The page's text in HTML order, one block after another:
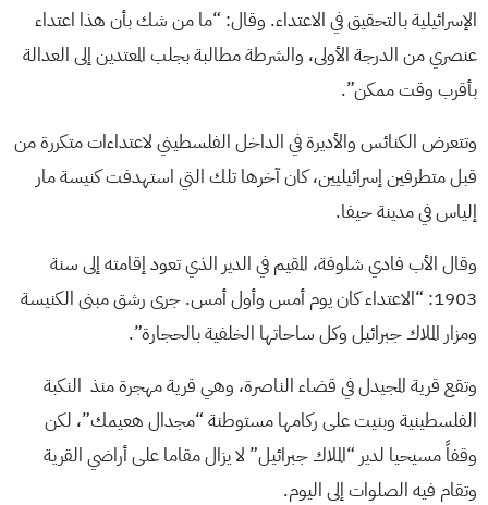
الإسرائيلية بالتحقيق في الاعتداء. وقال: “ما من شك بأن هذا اعتداء
عنصري من الدرجة الأولى، والشرطة مطالبة بجلب المعتدين إلى العدالة
بأقرب وقت ممكن”.
وتتعرض الكنائس والأديرة في الداخل الفلسطيني لاعتداءات متكررة من
قبل متطرفين إسرائيليين، كان آخرها تلك التي استهدفت كنيسة مار
إلياس في مدينة حيفا.
وقال الأب فادي شلوفة، المقيم في الدير الذي تعود إقامته إلى سنة
1903: “الاعتداء كان يوم أمس وأول أمس. جرى رشق مبنى الكنيسة
ومزار الملاك جبرائيل وكل ساحاتها الخلفية بالحجارة”.
وتقع قرية المجيدل في قضاء الناصرة، وهي قرية مهجرة منذ النكبة
الفلسطينية وبنيت على ركامها مستوطنة “مجدال هعيمك”، لكن
وقفاً مسيحيا لدير “الملاك جبرائيل” لا يزال مقاما على أراضي القرية
وتقام فيه الصلوات إلى اليوم.